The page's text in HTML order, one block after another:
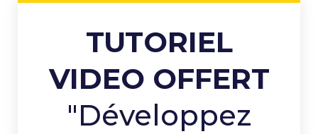
TUTORIEL
VIDEO OFFERT
"Développez